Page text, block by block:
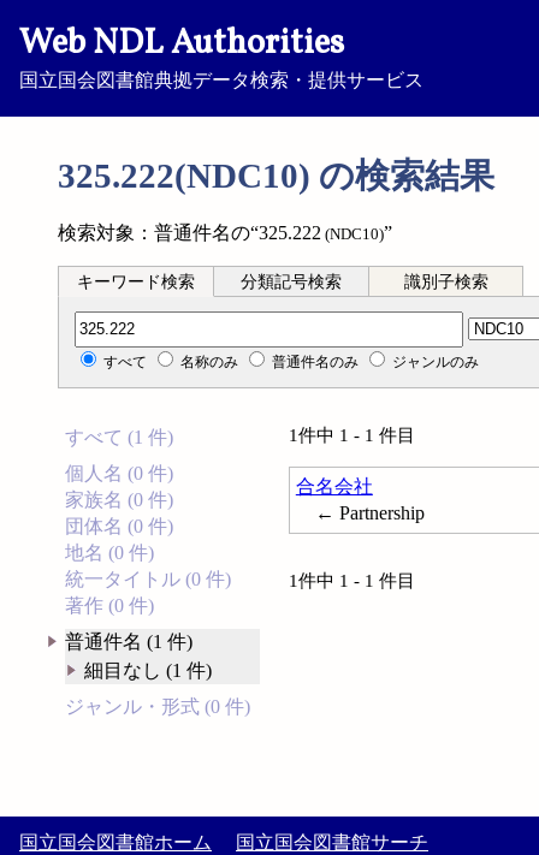
Web NDL Authorities
国立国会図書館典拠データ検索・提供サービス
325.222(NDC10) の検索結果
検索対象：普通件名の“325.222 (NDC10)”
キーワード検索 分類記号検索 識別子検索
分類記号検索
すべて 名称のみ 普通件名のみ ジャンルのみ
すべて (1 件)
個人名 (0 件)
家族名 (0 件)
団体名 (0 件)
地名 (0 件)
統一タイトル (0 件)
著作 (0 件)
普通件名 (1 件)
細目なし (1 件)
ジャンル・形式 (0 件)
1件中 1 - 1 件目
合名会社
← Partnership
1件中 1 - 1 件目
国立国会図書館ホーム 国立国会図書館サーチ